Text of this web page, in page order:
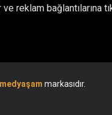
reklam bağlantılarına
medyaşam markasıdır.